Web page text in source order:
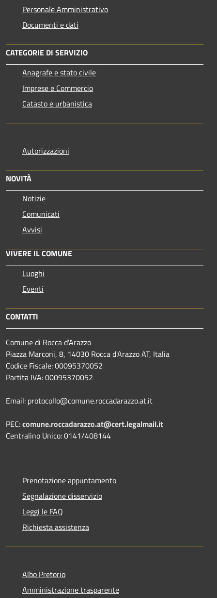
Personale Amministrativo
Documenti e dati
CATEGORIE DI SERVIZIO
Anagrafe e stato civile
Imprese e Commercio
Catasto e urbanistica
Autorizzazioni
NOVITÀ
Notizie
Comunicati
Avvisi
VIVERE IL COMUNE
Luoghi
Eventi
CONTATTI
Comune di Rocca d'Arazzo
Piazza Marconi, 8, 14030 Rocca d'Arazzo AT, Italia
Codice Fiscale: 00095370052
Partita IVA: 00095370052
Email: protocollo@comune.roccadarazzo.at.it
PEC:comune.roccadarazzo.at@cert.legalmail.it
Centralino Unico: 0141/408144
Prenotazione appuntamento
Segnalazione disservizio
Leggi le FAQ
Richiesta assistenza
Albo Pretorio
Amministrazione trasparente